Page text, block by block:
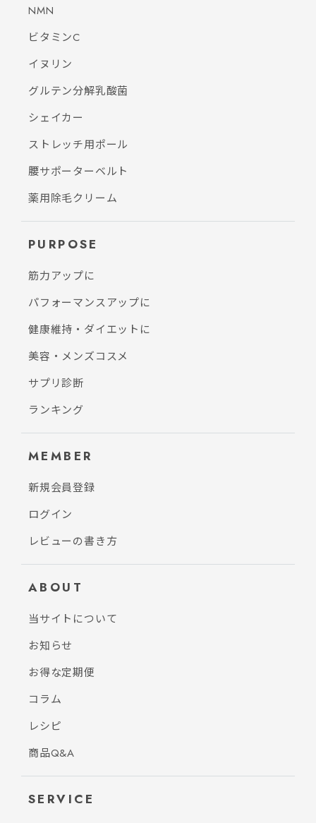
NMN
ビタミンC
イヌリン
グルテン分解乳酸菌
シェイカー
ストレッチ用ポール
腰サポーターベルト
薬用除毛クリーム
PURPOSE
筋力アップに
パフォーマンスアップに
健康維持・ダイエットに
美容・メンズコスメ
サプリ診断
ランキング
MEMBER
新規会員登録
ログイン
レビューの書き方
ABOUT
当サイトについて
お知らせ
お得な定期便
コラム
レシピ
商品Q&A
SERVICE